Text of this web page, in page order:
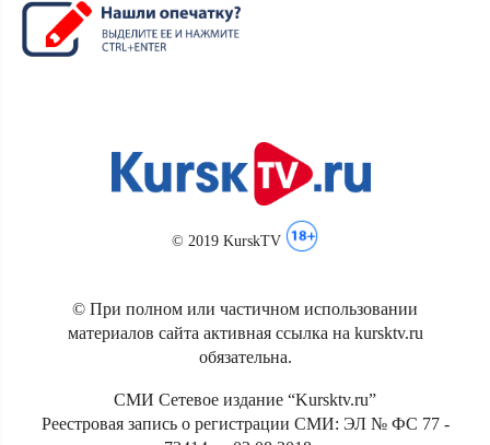
© 2019 KurskTV
© При полном или частичном использовании
материалов сайта активная ссылка на kursktv.ru
обязательна.
СМИ Сетевое издание “Kursktv.ru”
Реестровая запись о регистрации СМИ: ЭЛ № ФС 77 -